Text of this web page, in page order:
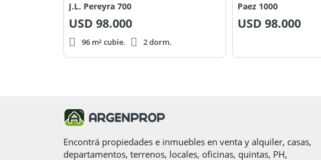
J.L. Pereyra 700
USD 98.000
96 m² cubie. 2 dorm.
Paez 1000
USD 98.000
Encontrá propiedades e inmuebles en venta y alquiler, casas,
departamentos, terrenos, locales, oficinas, quintas, PH,